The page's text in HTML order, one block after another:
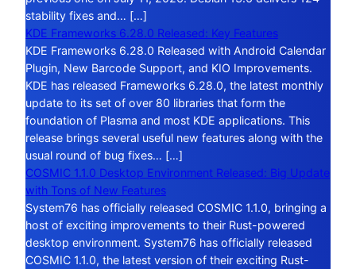
stability fixes and… […]
KDE Frameworks 6.28.0 Released: Key Features
KDE Frameworks 6.28.0 Released with Android Calendar
Plugin, New Barcode Support, and KIO Improvements.
KDE has released Frameworks 6.28.0, the latest monthly
update to its set of over 80 libraries that form the
foundation of Plasma and most KDE applications. This
release brings several useful new features along with the
usual round of bug fixes… […]
COSMIC 1.1.0 Desktop Environment Released: Big Update
with Tons of New Features
System76 has officially released COSMIC 1.1.0, bringing a
host of exciting improvements to their Rust-powered
desktop environment. System76 has officially released
COSMIC 1.1.0, the latest version of their exciting Rust-